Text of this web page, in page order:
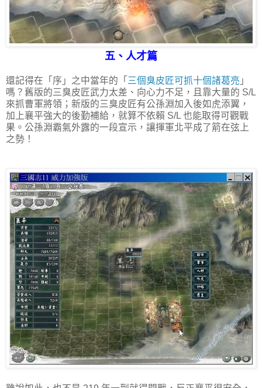
五、人才篇
還記得在「序」之中當年的「 三個臭皮匠可抓十個諸葛亮 」
嗎？舊版的三臭皮匠武力太差、向心力不足，且靠大量的 S/L
來抓曹軍將領；新版的三臭皮匠有公孫淵加入後如虎添翼，
加上襄平強大的後勤補給，就算不依賴 S/L 也能取得可觀戰
果。公孫淵霸氣外露的一段宣示，讓揮軍北平成了箭在弦上
之勢！